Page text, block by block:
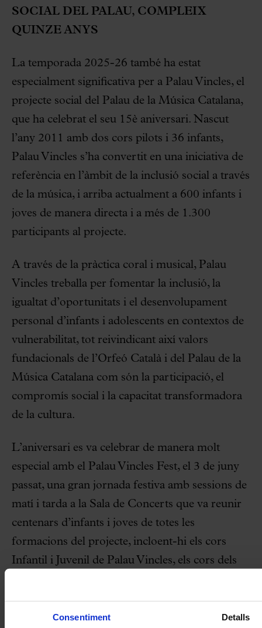
Consentiment Detalls
SOCIAL DEL PALAU, COMPLEIX
QUINZE ANYS
La temporada 2025-26 també ha estat
especialment significativa per a Palau Vincles, el
projecte social del Palau de la Música Catalana,
que ha celebrat el seu 15è aniversari. Nascut
l’any 2011 amb dos cors pilots i 36 infants,
Palau Vincles s’ha convertit en una iniciativa de
referència en l’àmbit de la inclusió social a través
de la música, i arriba actualment a 600 infants i
joves de manera directa i a més de 1.300
participants al projecte.
A través de la pràctica coral i musical, Palau
Vincles treballa per fomentar la inclusió, la
igualtat d’oportunitats i el desenvolupament
personal d’infants i adolescents en contextos de
vulnerabilitat, tot reivindicant així valors
fundacionals de l’Orfeó Català i del Palau de la
Música Catalana com són la participació, el
compromís social i la capacitat transformadora
de la cultura.
L’aniversari es va celebrar de manera molt
especial amb el Palau Vincles Fest, el 3 de juny
passat, una gran jornada festiva amb sessions de
matí i tarda a la Sala de Concerts que va reunir
centenars d’infants i joves de totes les
formacions del projecte, incloent-hi els cors
Infantil i Juvenil de Palau Vincles, els cors dels
vinculades.